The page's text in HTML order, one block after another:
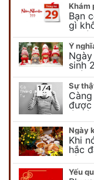
Bạn
gì
đều
Ý
sinh
ngày
lễ
Sự
được
là
vui
Ngày
Khi
hắc
còn
nói
Yếu